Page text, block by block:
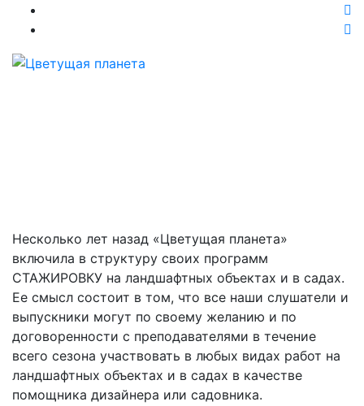
Несколько лет назад «Цветущая планета»
включила в структуру своих программ
СТАЖИРОВКУ на ландшафтных объектах и в садах.
Ее смысл состоит в том, что все наши слушатели и
выпускники могут по своему желанию и по
договоренности с преподавателями в течение
всего сезона участвовать в любых видах работ на
ландшафтных объектах и в садах в качестве
помощника дизайнера или садовника.